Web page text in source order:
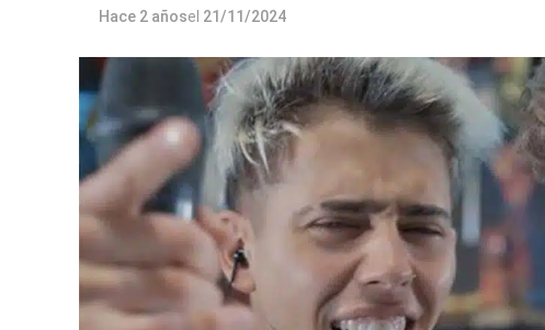
Hace 2 añosel 21/11/2024